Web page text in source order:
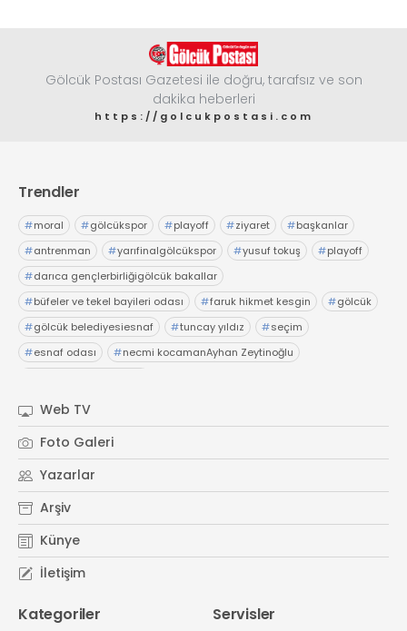
Gölcük Postası Gazetesi ile doğru, tarafsız ve son
dakika heberleri
https://golcukpostasi.com
Trendler
#moral #gölcükspor #playoff #ziyaret #başkanlar
#antrenman #yarıfinalgölcükspor #yusuf tokuş #playoff
#darıca gençlerbirliğigölcük bakallar
#büfeler ve tekel bayileri odası #faruk hikmet kesgin #gölcük
#gölcük belediyesiesnaf #tuncay yıldız #seçim
#esnaf odası #necmi kocamanAyhan Zeytinoğlu
Web TV
Foto Galeri
Yazarlar
Arşiv
Künye
İletişim
Kategoriler Servisler